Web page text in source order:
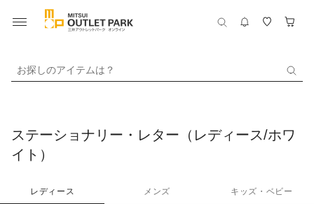
お探しのアイテムは？
ステーショナリー・レター（レディース/ホワ
イト）
レディース メンズ キッズ・ベビー